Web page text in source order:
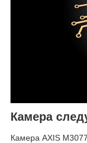
Камера
Камера AXIS